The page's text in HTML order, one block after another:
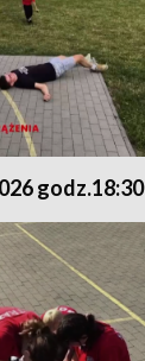
godz.18:30